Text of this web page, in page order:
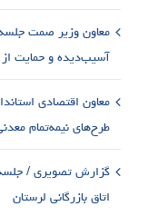
معاون وزیر صمت
آسیب‌دیده و حمایت
معاون اقتصادی
طرح‌های نیمه‌تمام
گزارش تصویری /
اتاق بازرگانی لرستان